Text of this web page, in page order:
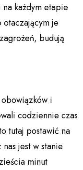
każdym etapie
je
budują
i
codziennie czas
tutaj postawić na
jest w stanie
minut